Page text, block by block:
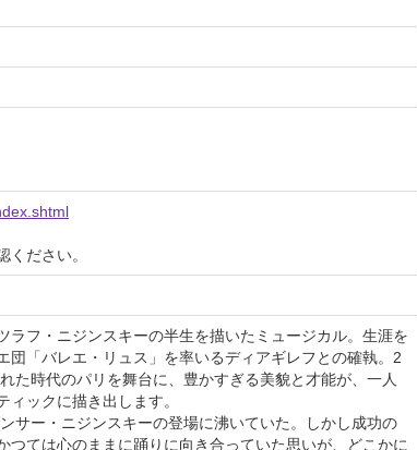
ださい。
フ・ニジンスキーの半生を描いたミュージカル。生涯を
団「バレエ・リュス」を率いるディアギレフとの確執。2
た時代のパリを舞台に、豊かすぎる美貌と才能が、一人
ックに描き出します。
サー・ニジンスキーの登場に沸いていた。しかし成功の
つては心のままに踊りに向き合っていた思いが、どこかに